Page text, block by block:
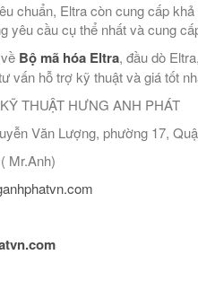
chuẩn, Eltra còn cung cấp
yêu cầu cụ thể nhất và cung
Bộ mã hóa Eltra, đầu dò
vấn hỗ trợ kỹ thuật và giá tốt
THUẬT HƯNG ANH PHÁT
Văn Lượng, phường 17,
Mr.Anh)